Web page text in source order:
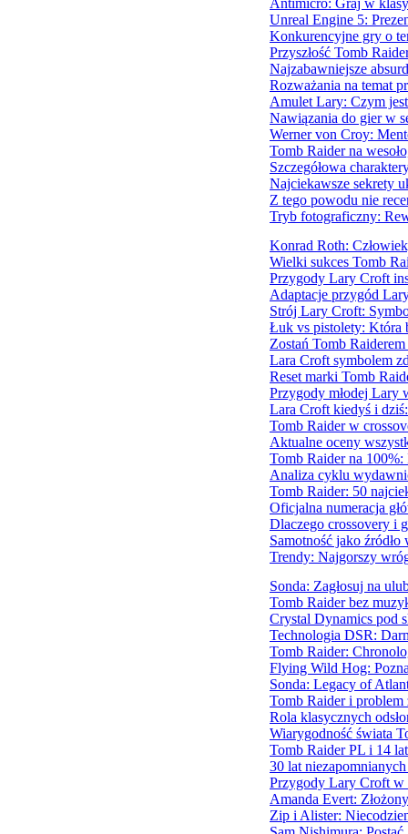
Antimicro: Graj w
Unreal Engine 5:
Konkurencyjne gry o
Przyszłość Tomb
Najzabawniejsze
Rozważania na temat
Amulet Lary: Czym
Nawiązania do gier w
Werner von Croy:
Tomb Raider na
Szczegółowa
Najciekawsze sekrety
Z tego powodu nie
Tryb fotograficzny:
Konrad Roth:
Wielki sukces Tomb
Przygody Lary Croft
Adaptacje przygód
Strój Lary Croft:
Łuk vs pistolety: Która
Zostań Tomb
Lara Croft symbolem
Reset marki Tomb
Przygody młodej Lary
Lara Croft kiedyś i
Tomb Raider w
Aktualne oceny
Tomb Raider na
Analiza cyklu
Tomb Raider: 50
Oficjalna numeracja
Dlaczego crossovery i
Samotność jako
Trendy: Najgorszy
Sonda: Zagłosuj na
Tomb Raider bez
Crystal Dynamics pod
Technologia DSR:
Tomb Raider:
Flying Wild Hog:
Sonda: Legacy of
Tomb Raider i problem
Rola klasycznych
Wiarygodność świata
Tomb Raider PL i 14
30 lat
Przygody Lary Croft w
Amanda Evert:
Zip i Alister: